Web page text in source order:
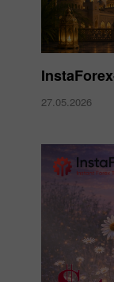
InstaForex-
27.05.2026